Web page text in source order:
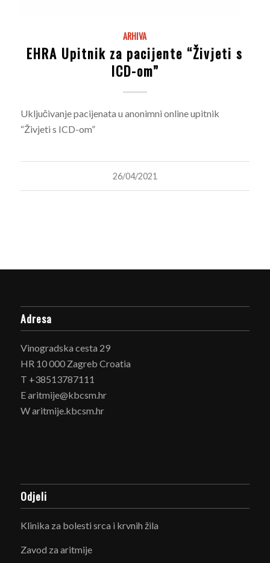
ARHIVA
EHRA Upitnik za pacijente “Živjeti s
ICD-om”
Uključivanje pacijenata u anonimni online upitnik
“Živjeti s ICD-om”
26/04/2021
Adresa
Vinogradska cesta 29
HR 10 000 Zagreb Croatia
T +38513787111
E aritmije@kbcsm.hr
W aritmije.kbcsm.hr
Odjeli
Klinika za bolesti srca i krvnih žila
Zavod za aritmije